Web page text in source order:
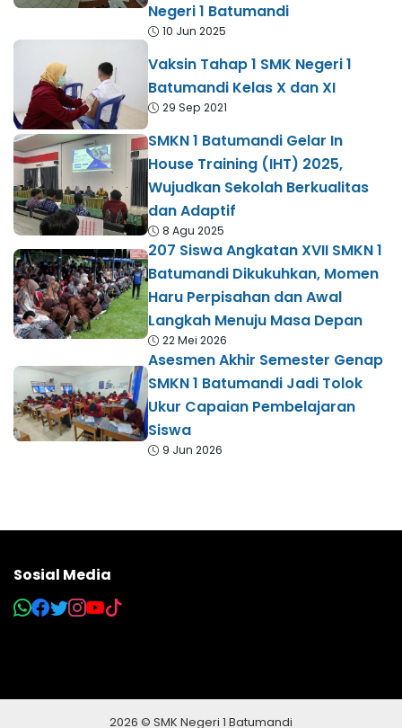
Negeri 1 Batumandi
10 Jun 2025
Vaksin Tahap 1 SMK Negeri 1
Batumandi Kelas X dan XI
29 Sep 2021
SMKN 1 Batumandi Gelar In
House Training (IHT) 2025,
Wujudkan Sekolah Berkualitas
dan Adaptif
8 Agu 2025
207 Siswa Angkatan XVII SMKN 1
Batumandi Dikukuhkan, Momen
Haru Perpisahan dan Awal
Langkah Menuju Masa Depan
22 Mei 2026
Asesmen Akhir Semester Genap
SMKN 1 Batumandi Jadi Tolok
Ukur Capaian Pembelajaran
Siswa
9 Jun 2026
Sosial Media
2026 © SMK Negeri 1 Batumandi